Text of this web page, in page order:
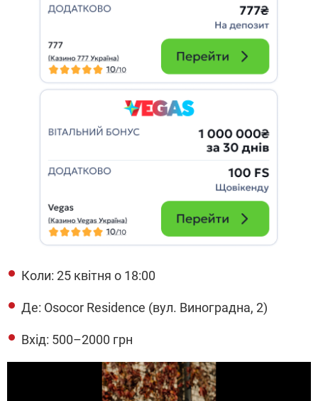
Коли: 25 квітня о 18:00
Де: Osocor Residence (вул. Виноградна, 2)
Вхід: 500–2000 грн